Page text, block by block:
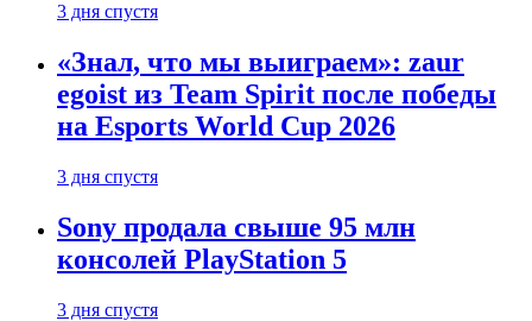
3 дня спустя
«Знал, что мы выиграем»: zaur
egoist из Team Spirit после победы
на Esports World Cup 2026
3 дня спустя
Sony продала свыше 95 млн
консолей PlayStation 5
3 дня спустя